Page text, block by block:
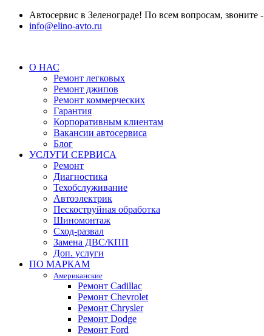
Автосервис в Зеленограде! По всем вопросам, звоните -
info@elino-avto.ru
О НАС
Ремонт легковых
Ремонт джипов
Ремонт коммерческих
Гарантия
Корпоративным клиентам
Вакансии автосервиса
Блог
УСЛУГИ СЕРВИСА
Ремонт
Диагностика
Техобслуживание
Автоэлектрик
Пескоструйная обработка
Шиномонтаж
Сход-развал
Замена ДВС/КПП
Доп. услуги
ПО МАРКАМ
Американские
Ремонт Cadillac
Ремонт Chevrolet
Ремонт Chrysler
Ремонт Dodge
Ремонт Ford